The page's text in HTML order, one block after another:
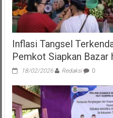
Inflasi Tangsel
Pemkot Siapkan Bazar
18/02/2026 Redaksi 0